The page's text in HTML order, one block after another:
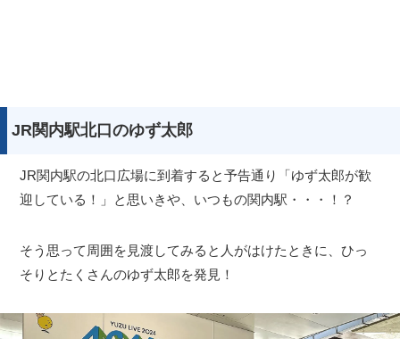
JR関内駅北口のゆず太郎
JR関内駅の北口広場に到着すると予告通り「ゆず太郎が歓
迎している！」と思いきや、いつもの関内駅・・・！？
そう思って周囲を見渡してみると人がはけたときに、ひっ
そりとたくさんのゆず太郎を発見！